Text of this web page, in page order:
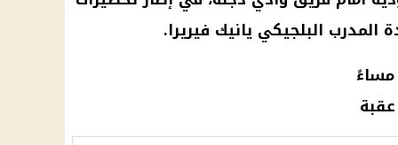
البلجيكي يانيك فيريرا.